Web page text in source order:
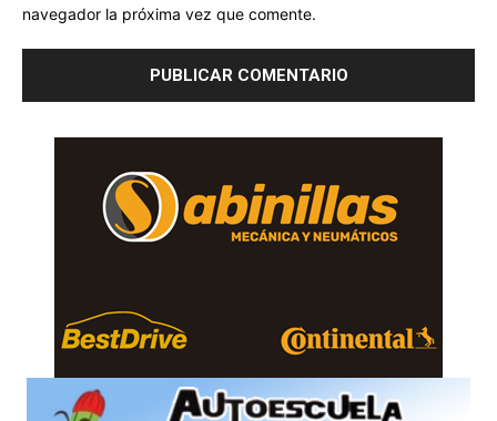
navegador la próxima vez que comente.